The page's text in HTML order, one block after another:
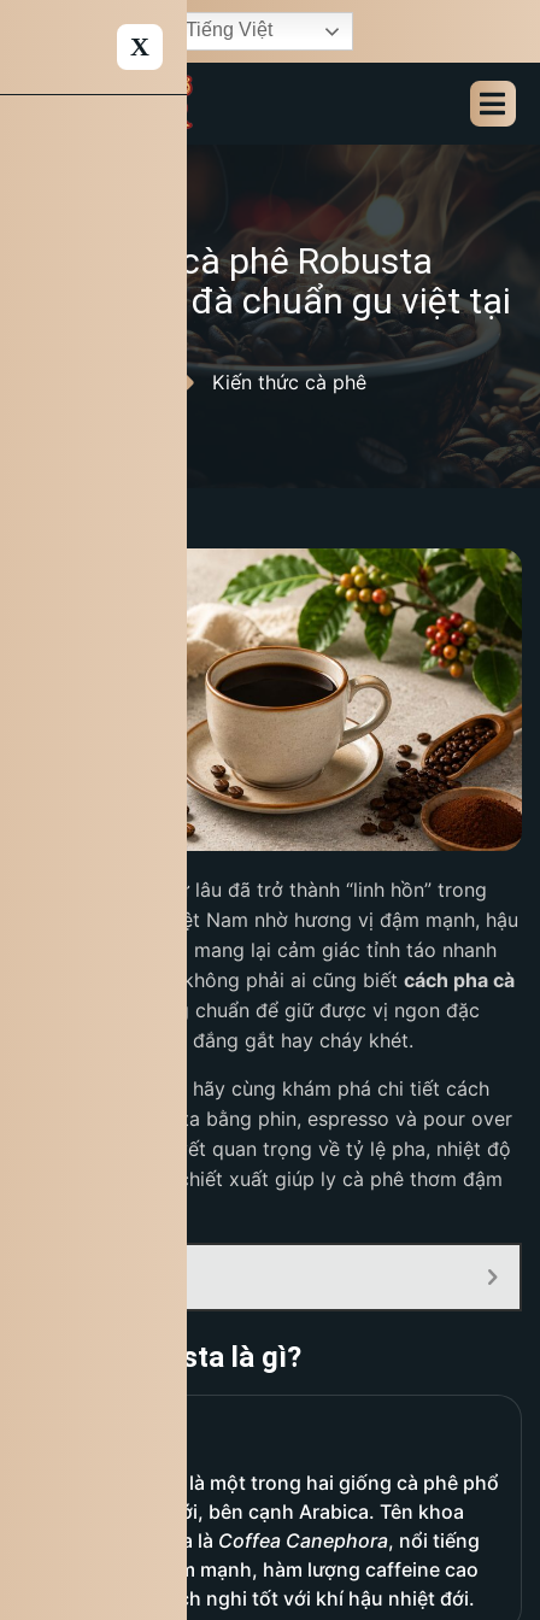
Tiếng Việt
X
Cách pha cà phê Robusta
ngon đậm đà chuẩn gu việt tại
Kiến thức cà phê
Cà phê Robusta từ lâu đã trở thành “linh hồn” trong
văn hóa cà phê Việt Nam nhờ hương vị đậm mạnh, hậu
vị sâu và khả năng mang lại cảm giác tỉnh táo nhanh
chóng. Tuy nhiên, không phải ai cũng biết cách pha cà
đúng chuẩn để giữ được vị ngon đặc
trưng mà không bị đắng gắt hay cháy khét.
Trong bài viết này, hãy cùng khám phá chi tiết cách
pha cà phê Robusta bằng phin, espresso và pour over
cùng những bí quyết quan trọng về tỷ lệ pha, nhiệt độ
nước và kỹ thuật chiết xuất giúp ly cà phê thơm đậm
Cà phê Robusta là gì?
là một trong hai giống cà phê phổ
biến nhất thế giới, bên cạnh Arabica. Tên khoa
học của Robusta là Coffea Canephora, nổi tiếng
với hương vị đậm mạnh, hàm lượng caffeine cao
và khả năng thích nghi tốt với khí hậu nhiệt đới.